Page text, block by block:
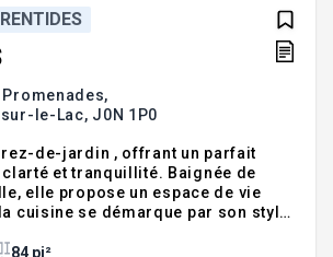
le-Lac, J0N 1P0
rez-de-jardin , offrant un parfait
et tranquillité. Baignée de
elle propose un espace de vie
cuisine se démarque par son style
La terrasse spacieuse
84 pi²